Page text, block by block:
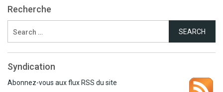
Recherche
for:
Syndication
Abonnez-vous aux flux RSS du site